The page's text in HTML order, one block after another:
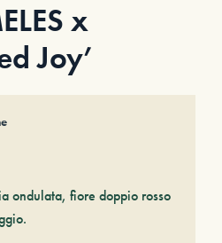
x
Joy’
ondulata, fiore doppio rosso